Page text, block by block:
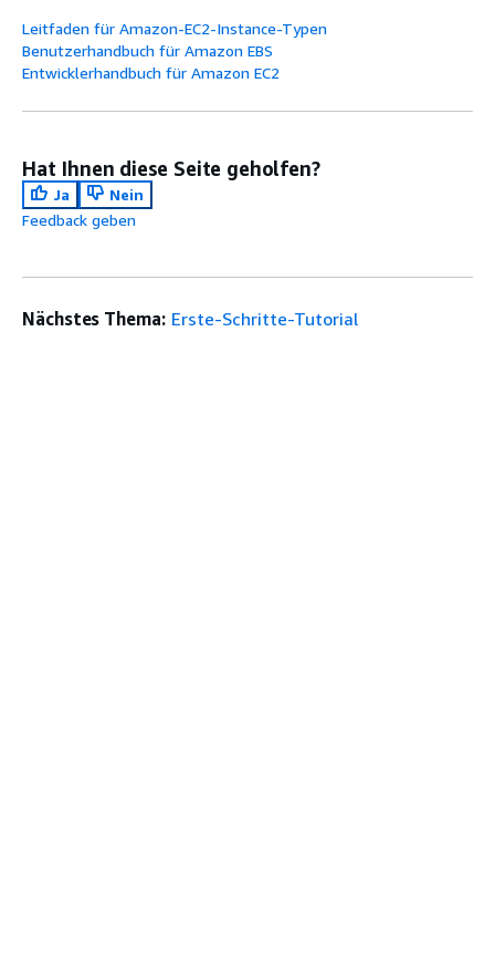
Leitfaden für Amazon-EC2-Instance-Typen
Benutzerhandbuch für Amazon EBS
Entwicklerhandbuch für Amazon EC2
Hat Ihnen diese Seite geholfen?
Ja
Nein
Feedback geben
Nächstes Thema: Erste-Schritte-Tutorial